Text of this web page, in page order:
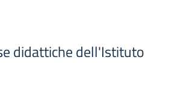
didattiche dell'Istituto